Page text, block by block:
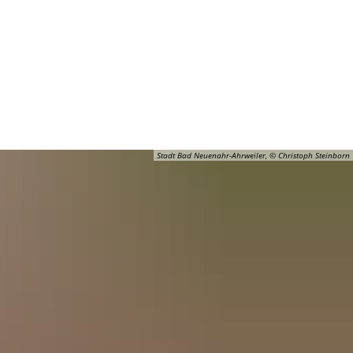
Stadt Bad Neuenahr-Ahrweiler, © Christoph Steinborn